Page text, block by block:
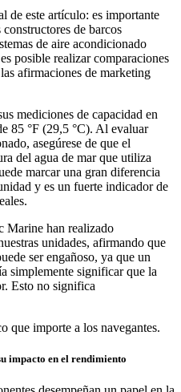
de este artículo: es importante
de barcos
de aire acondicionado
posible realizar comparaciones
afirmaciones de marketing
mediciones de capacidad en
85 °F (29,5 °C). Al evaluar
asegúrese de que el
del agua de mar que utiliza
marcar una gran diferencia
y es un fuerte indicador de
Marine han realizado
unidades, afirmando que
ser engañoso, ya que un
simplemente significar que la
Esto no significa
que importe a los navegantes.
impacto en el rendimiento